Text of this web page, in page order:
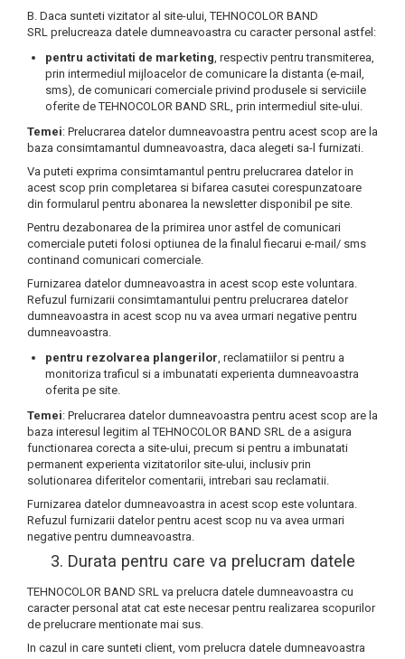
B. Daca sunteti vizitator al site-ului, TEHNOCOLOR BAND
SRL prelucreaza datele dumneavoastra cu caracter personal astfel:
pentru activitati de marketing, respectiv pentru transmiterea,
prin intermediul mijloacelor de comunicare la distanta (e-mail,
sms), de comunicari comerciale privind produsele si serviciile
oferite de TEHNOCOLOR BAND SRL, prin intermediul site-ului.
Temei: Prelucrarea datelor dumneavoastra pentru acest scop are la
baza consimtamantul dumneavoastra, daca alegeti sa-l furnizati.
Va puteti exprima consimtamantul pentru prelucrarea datelor in
acest scop prin completarea si bifarea casutei corespunzatoare
din formularul pentru abonarea la newsletter disponibil pe site.
Pentru dezabonarea de la primirea unor astfel de comunicari
comerciale puteti folosi optiunea de la finalul fiecarui e-mail/ sms
continand comunicari comerciale.
Furnizarea datelor dumneavoastra in acest scop este voluntara.
Refuzul furnizarii consimtamantului pentru prelucrarea datelor
dumneavoastra in acest scop nu va avea urmari negative pentru
dumneavoastra.
pentru rezolvarea plangerilor, reclamatiilor si pentru a
monitoriza traficul si a imbunatati experienta dumneavoastra
oferita pe site.
Temei: Prelucrarea datelor dumneavoastra pentru acest scop are la
baza interesul legitim al TEHNOCOLOR BAND SRL de a asigura
functionarea corecta a site-ului, precum si pentru a imbunatati
permanent experienta vizitatorilor site-ului, inclusiv prin
solutionarea diferitelor comentarii, intrebari sau reclamatii.
Furnizarea datelor dumneavoastra in acest scop este voluntara.
Refuzul furnizarii datelor pentru acest scop nu va avea urmari
negative pentru dumneavoastra.
3. Durata pentru care va prelucram datele
TEHNOCOLOR BAND SRL va prelucra datele dumneavoastra cu
caracter personal atat cat este necesar pentru realizarea scopurilor
de prelucrare mentionate mai sus.
In cazul in care sunteti client, vom prelucra datele dumneavoastra